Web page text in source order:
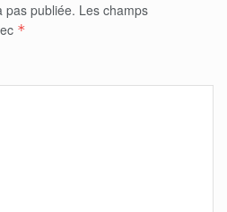
pas publiée. Les champs
*